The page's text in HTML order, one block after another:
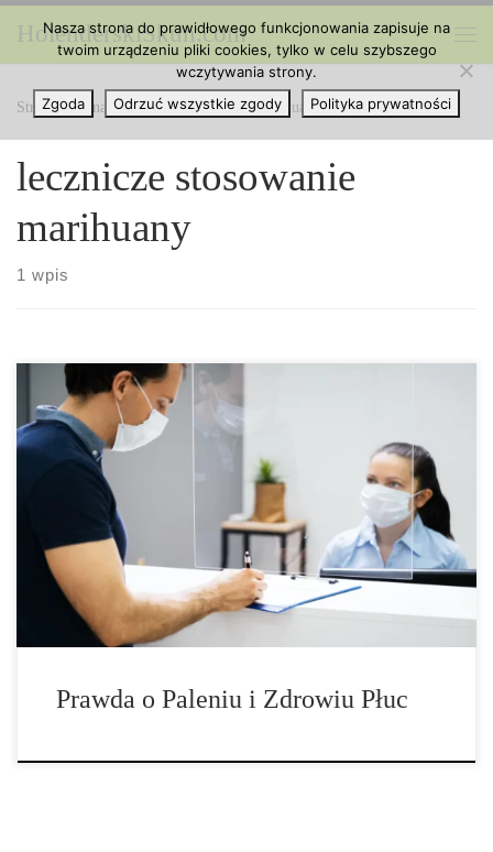
Przejdź do treści
HolenderskiSkun.com
Strona główna » lecznicze stosowanie marihuany
lecznicze stosowanie
marihuany
1 wpis
Prawda o paleniu marihuany i zdrowiu płuc. Jednym z głównych
zarzutów wobec leczniczego stosowania marihuany jest stosowanie
palenia jako sposobu jej dostarczania. Opierając się na fakcie, że
palenie tytoniu powoduje pogorszenie czynności płuc, ci
przeciwnicy twierdzą, że palenie marihuany jest równie szkodliwe.
Przyjrzyjmy się więc prawdzie o skutkach palenia marihuany i
zdrowiu płuc. Testowanie tej hipotezy jest naprawdę bardzo proste
[…]
Prawda o Paleniu i Zdrowiu Płuc
Nasza strona do prawidłowego funkcjonowania zapisuje na
twoim urządzeniu pliki cookies, tylko w celu szybszego
wczytywania strony.
Zgoda
Odrzuć wszystkie zgody Polityka prywatności